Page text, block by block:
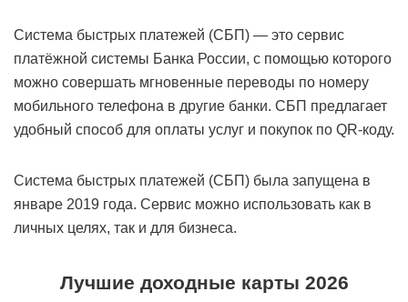
Система быстрых платежей (СБП) — это сервис
платёжной системы Банка России, с помощью которого
можно совершать мгновенные переводы по номеру
мобильного телефона в другие банки. СБП предлагает
удобный способ для оплаты услуг и покупок по QR-коду.
Система быстрых платежей (СБП) была запущена в
январе 2019 года. Сервис можно использовать как в
личных целях, так и для бизнеса.
Лучшие доходные карты 2026